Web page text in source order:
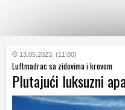
KATEGORIJE
HRVATSKI
WEB
13.05.2023. (11:00)
Luftmadrac sa zidovima i krovom
Plutajući luksuzni